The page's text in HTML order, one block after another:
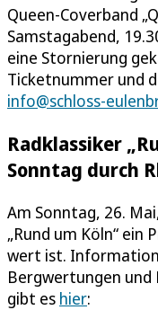
Queen-Coverband
Samstagabend,
eine Stornierung
Ticketnummer und
info@schloss-
Radklassiker
Sonntag durch
Am Sonntag, 26.
„Rund um Köln“ ein
wert ist.
Bergwertungen und
gibt es hier: